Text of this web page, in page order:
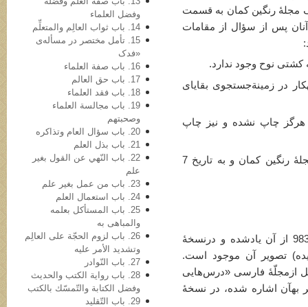
مجلۀ رنگین کمان به قسمت
پس از سؤال از مقامات
در زمینةجستجوی بقایای
هرگز چاپ نشده و نیز چاپ
(شرح مفصّل این موضوع در شمارة 26 مجلۀ رنگین کمان و به تاریخ 7
[رونوشت اعلامیّۀ یک برگی که در صفحۀ 983 از آن یادشده و درنسخۀ
تصویر آن موجود است.
ازمجلّۀ فارسی «درس‌هایی
984 کتاب حاضر به­آن اشاره شده، در نسخۀ
وفضل العلماء
14. باب ثواب العالِم والمتعلِّم
15. تأمل مختصر در مسأله‌ی
«فدک
16. باب صفة العلماء
17. باب حق العالم
18. باب فقد العلماء
19. باب مجالسة العلماء
وصحبتهم
20. باب سؤال العام وتذاکره
21. باب بذل العلم
22. باب النّهي عن القول بغیر
علم
23. باب من عمل بغیر علم
24. باب استعمال العلم
25. باب المستأکل بعلمه
والمباهی به
26. باب لزوم الحجّة علی العالِم
وتشدید الأمر علیه
27. باب النّوادر
28. باب روایة الکتب والحدیث
وفضل الکتابة والتّمسّك بالكتب
29. باب التّقلید